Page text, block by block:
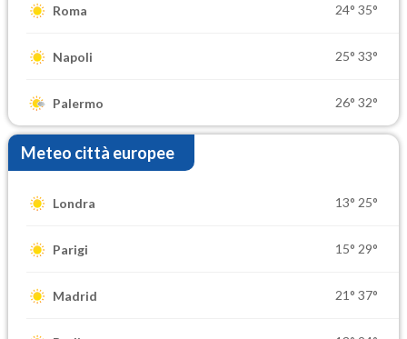
Roma 24° 35°
Napoli 25° 33°
Palermo 26° 32°
Meteo città europee
Londra 13° 25°
Parigi 15° 29°
Madrid 21° 37°